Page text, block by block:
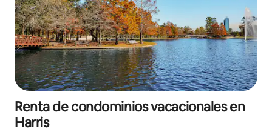
Renta de condominios vacacionales en
Harris